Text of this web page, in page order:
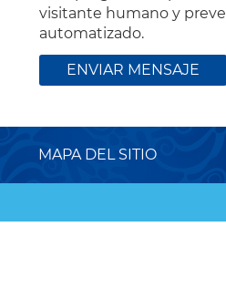
visitante humano y
automatizado.
MAPA DEL SITIO